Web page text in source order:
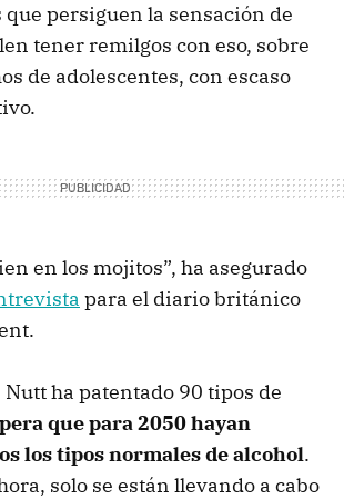
que persiguen la sensación de
tener remilgos con eso, sobre
de adolescentes, con escaso
en los mojitos”, ha asegurado
para el diario británico
Nutt ha patentado 90 tipos de
que para 2050 hayan
los tipos normales de alcohol.
solo se están llevando a cabo